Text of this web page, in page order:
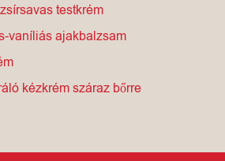
testkrém
vaníliás ajakbalzsam
kézkrém száraz bőrre